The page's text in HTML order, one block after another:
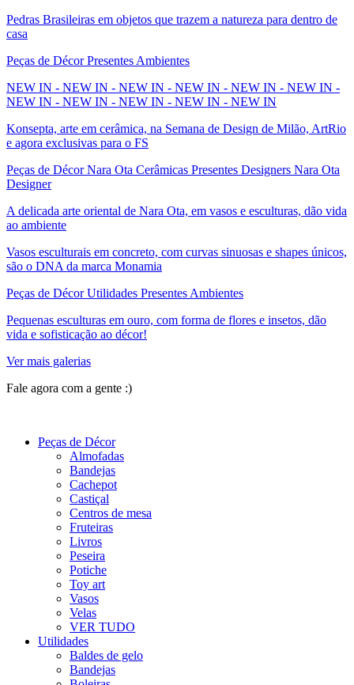
Pedras Brasileiras em objetos que trazem a natureza para dentro de
casa
Peças de Décor Presentes Ambientes
NEW IN - NEW IN - NEW IN - NEW IN - NEW IN - NEW IN -
NEW IN - NEW IN - NEW IN - NEW IN - NEW IN
Konsepta, arte em cerâmica, na Semana de Design de Milão, ArtRio
e agora exclusivas para o FS
Peças de Décor Nara Ota Cerâmicas Presentes Designers Nara Ota
Designer
A delicada arte oriental de Nara Ota, em vasos e esculturas, dão vida
ao ambiente
Vasos esculturais em concreto, com curvas sinuosas e shapes únicos,
são o DNA da marca Monamia
Peças de Décor Utilidades Presentes Ambientes
Pequenas esculturas em ouro, com forma de flores e insetos, dão
vida e sofisticação ao décor!
Ver mais galerias
Fale agora com a gente :)
Peças de Décor
Almofadas
Bandejas
Cachepot
Castiçal
Centros de mesa
Fruteiras
Livros
Peseira
Potiche
Toy art
Vasos
Velas
VER TUDO
Utilidades
Baldes de gelo
Bandejas